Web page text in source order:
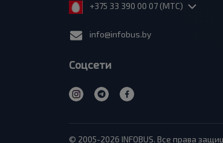
+375 33 390 00 07 (МТС)
info@infobus.by
Соцсети
© 2005-2026 INFOBUS. Все права